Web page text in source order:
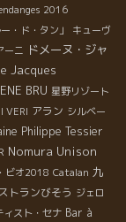
2016
・ド・タン」
キューヴ
ーニ ドメーヌ・ジャ
Jacques
BRU 星野リゾート
VERI アラン シルベー
Philippe Tessier
Nomura Unison
ビオ2018 Catalan 九
トランびそう ジェロ
ィスト・セナ Bar à